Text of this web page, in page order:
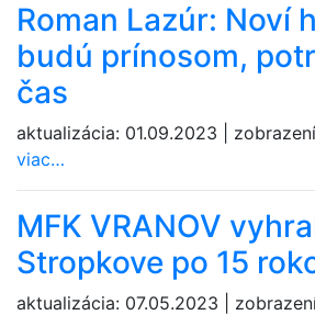
Roman Lazúr: Noví
budú prínosom,
čas
aktualizácia: 01.09.2023
viac…
MFK VRANOV
Stropkove po 15
aktualizácia: 07.05.2023